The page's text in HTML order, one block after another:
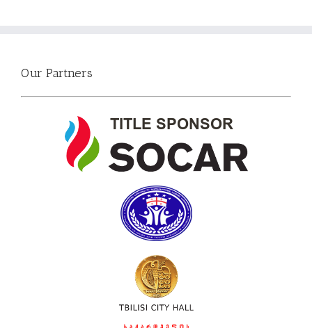
Our Partners